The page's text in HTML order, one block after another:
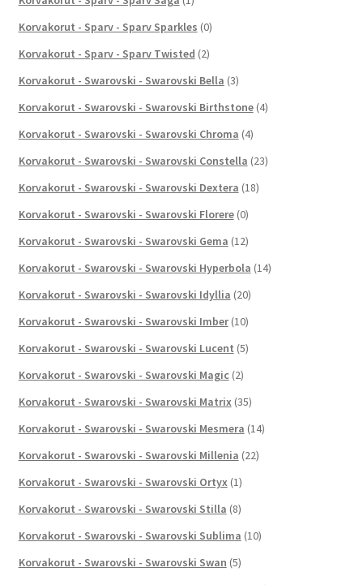
Korvakorut - Sparv - Sparv Sparkles (0)
Korvakorut - Sparv - Sparv Twisted (2)
Korvakorut - Swarovski - Swarovski Bella (3)
Korvakorut - Swarovski - Swarovski Birthstone (4)
Korvakorut - Swarovski - Swarovski Chroma (4)
Korvakorut - Swarovski - Swarovski Constella (23)
Korvakorut - Swarovski - Swarovski Dextera (18)
Korvakorut - Swarovski - Swarovski Florere (0)
Korvakorut - Swarovski - Swarovski Gema (12)
Korvakorut - Swarovski - Swarovski Hyperbola (14)
Korvakorut - Swarovski - Swarovski Idyllia (20)
Korvakorut - Swarovski - Swarovski Imber (10)
Korvakorut - Swarovski - Swarovski Lucent (5)
Korvakorut - Swarovski - Swarovski Magic (2)
Korvakorut - Swarovski - Swarovski Matrix (35)
Korvakorut - Swarovski - Swarovski Mesmera (14)
Korvakorut - Swarovski - Swarovski Millenia (22)
Korvakorut - Swarovski - Swarovski Ortyx (1)
Korvakorut - Swarovski - Swarovski Stilla (8)
Korvakorut - Swarovski - Swarovski Sublima (10)
Korvakorut - Swarovski - Swarovski Swan (5)